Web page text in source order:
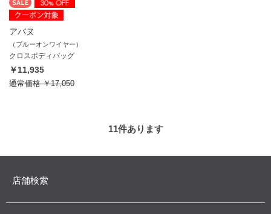
アバヌ
（ブルーオンワイヤー）
クロスボディバッグ
￥11,935
通常価格￥17,050
11件あります
店舗検索